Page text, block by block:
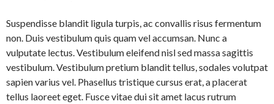
Suspendisse blandit ligula turpis, ac convallis risus fermentum
non. Duis vestibulum quis quam vel accumsan. Nunc a
vulputate lectus. Vestibulum eleifend nisl sed massa sagittis
vestibulum. Vestibulum pretium blandit tellus, sodales volutpat
sapien varius vel. Phasellus tristique cursus erat, a placerat
tellus laoreet eget. Fusce vitae dui sit amet lacus rutrum